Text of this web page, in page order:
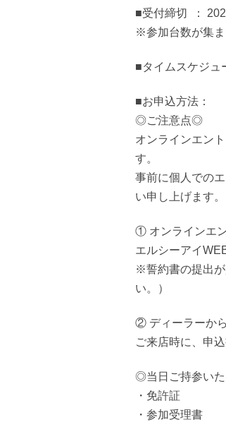
■受付締切 ：
※参加台数が集
■タイムスケジュ
■お申込方法：
◎ご注意点◎
オンラインエン
す。
事前に個人での
い申し上げます。
① オンラインエ
エルシーアイ
※誓約書の提出
い。）
② ディーラーか
ご来店時に、申
◎当日ご持参い
・免許証
・参加受理書